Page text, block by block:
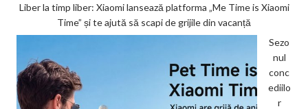
Liber la timp liber: Xiaomi lansează platforma „Me Time is Xiaomi
Time” și te ajută să scapi de grijile din vacanță
Sezo
nul
conc
ediilo
r